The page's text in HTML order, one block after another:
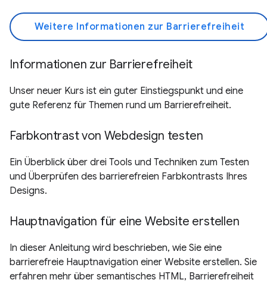
Weitere Informationen zur Barrierefreiheit
Informationen zur Barrierefreiheit
Unser neuer Kurs ist ein guter Einstiegspunkt und eine
gute Referenz für Themen rund um Barrierefreiheit.
Farbkontrast von Webdesign testen
Ein Überblick über drei Tools und Techniken zum Testen
und Überprüfen des barrierefreien Farbkontrasts Ihres
Designs.
Hauptnavigation für eine Website erstellen
In dieser Anleitung wird beschrieben, wie Sie eine
barrierefreie Hauptnavigation einer Website erstellen. Sie
erfahren mehr über semantisches HTML, Barrierefreiheit